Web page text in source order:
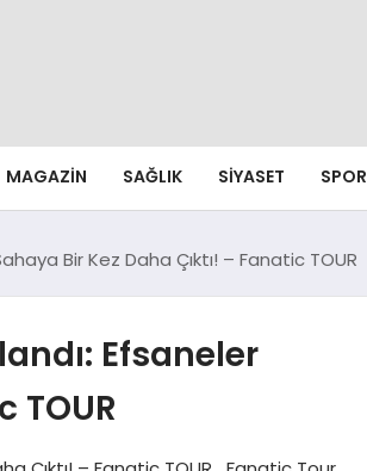
MAGAZIN SAĞLIK SIYASET SPOR
Bir Kez Daha Çıktı! – Fanatic TOUR
Efsaneler
TOUR